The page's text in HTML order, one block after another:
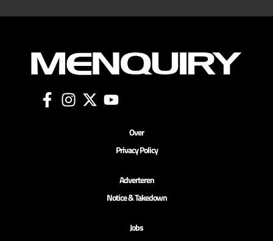
Over
Privacy Policy
Adverteren
Notice & Takedown
Jobs